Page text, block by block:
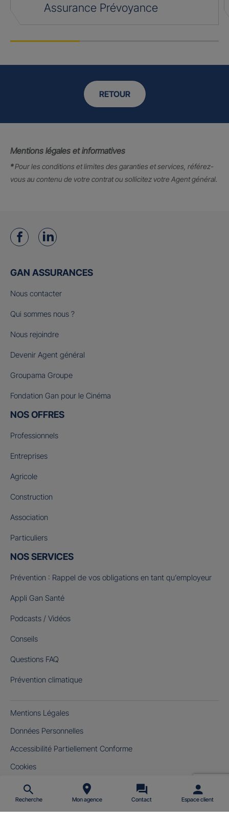
Assurance Prévoyance
RETOUR
Mentions légales et informatives
*Pour les conditions et limites des garanties et services, référez-
vous au contenu de votre contrat ou sollicitez votre Agent général.
Recherche Mon agence Contact Espace client
GAN ASSURANCES
Nous contacter
Qui sommes nous ?
Nous rejoindre
Devenir Agent général
Groupama Groupe
Fondation Gan pour le Cinéma
NOS OFFRES
Professionnels
Entreprises
Agricole
Construction
Association
Particuliers
NOS SERVICES
Prévention : Rappel de vos obligations en tant qu’employeur
Appli Gan Santé
Podcasts / Vidéos
Conseils
Questions FAQ
Prévention climatique
Mentions Légales
Données Personnelles
Accessibilité Partiellement Conforme
Cookies
Gérer mes cookies